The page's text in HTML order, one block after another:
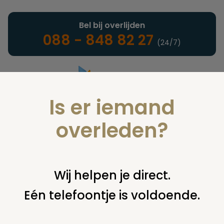
Landelijke uitvaartonderneming
Bel bij overlijden
088 - 848 82 27 (24/7)
U bent hier: home juridisch overige uitvaart door
gemeente; vragen van nabestaanden
Is er iemand
overleden?
Wij helpen je direct.
Eén telefoontje is voldoende.